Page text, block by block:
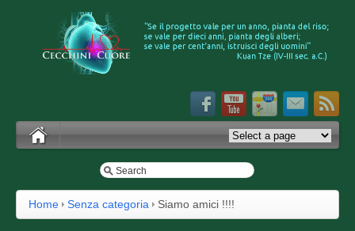
Home Senza categoria Siamo amici !!!!